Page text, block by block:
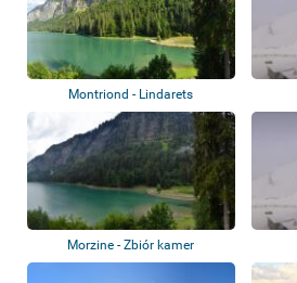
Montriond - Lindarets
Morzine - Zbiór kamer